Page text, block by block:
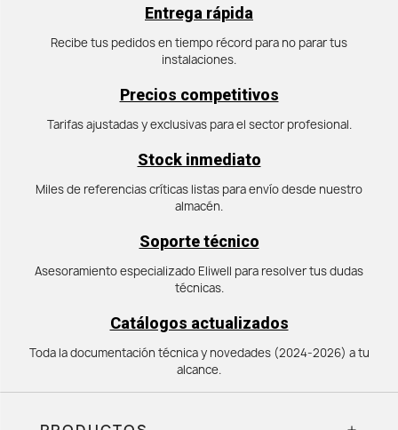
Entrega rápida
Recibe tus pedidos en tiempo récord para no parar tus
instalaciones.
Precios competitivos
Tarifas ajustadas y exclusivas para el sector profesional.
Stock inmediato
Miles de referencias críticas listas para envío desde nuestro
almacén.
Soporte técnico
Asesoramiento especializado Eliwell para resolver tus dudas
técnicas.
Catálogos actualizados
Toda la documentación técnica y novedades (2024-2026) a tu
alcance.